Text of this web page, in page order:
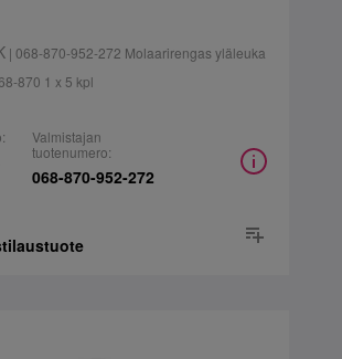
| 068-870-952-272 Molaarirengas yläleuka
870 1 x 5 kpl
Valmistajan
tuotenumero:
068-870-952-272